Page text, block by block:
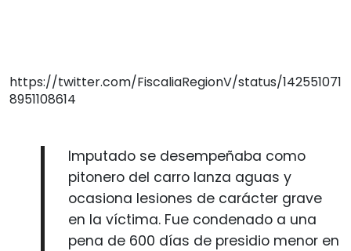
https://twitter.com/FiscaliaRegionV/status/142551071
8951108614
Imputado se desempeñaba como
pitonero del carro lanza aguas y
ocasiona lesiones de carácter grave
en la víctima. Fue condenado a una
pena de 600 días de presidio menor en